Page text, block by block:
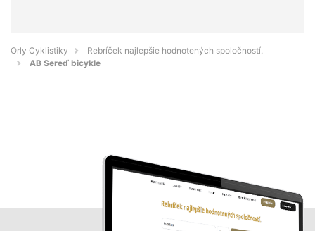
Orly Cyklistiky
Rebríček najlepšie hodnotených spoločností.
AB Sereď bicykle